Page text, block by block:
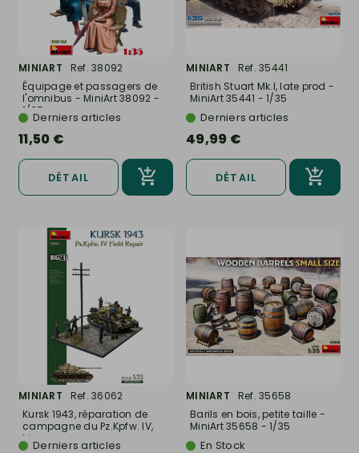
MINIART
Ref. 38092
Équipage et passagers de
l'omnibus - MiniArt 38092 -
1/35Derniers articles
11,50 €
DÉTAIL
MINIART
Ref. 35441
British Stuart Mk.I, late prod -
MiniArt 35441 - 1/35
Derniers articles
49,99 €
DÉTAIL
MINIART
Ref. 36062
Kursk 1943, réparation de
campagne du Pz.Kpfw. IV,
big...Derniers articles
MINIART
Ref. 35658
Barils en bois, petite taille -
MiniArt 35658 - 1/35
En Stock